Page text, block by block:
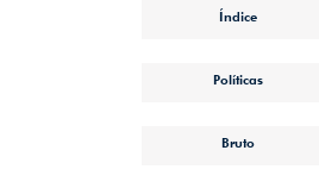
Índice
Políticas
Bruto